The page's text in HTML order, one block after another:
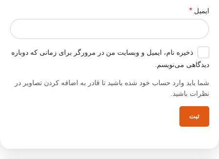
ایمیل *
ذخیره نام، ایمیل و وبسایت من در مرورگر برای زمانی که دوباره
دیدگاهی می‌نویسم.
شما باید وارد حساب خود شده باشید تا قادر به اضافه کردن تصاویر در
نظرات باشید.